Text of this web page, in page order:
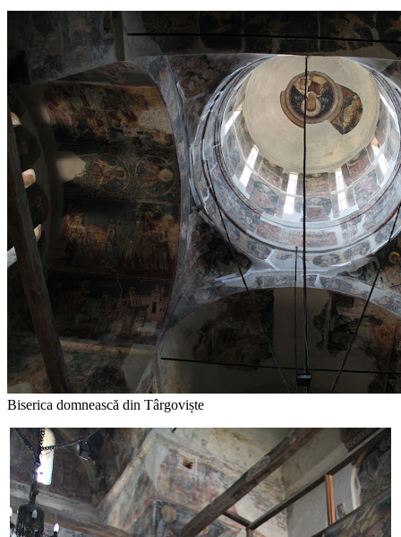
Biserica domnească din Târgoviște